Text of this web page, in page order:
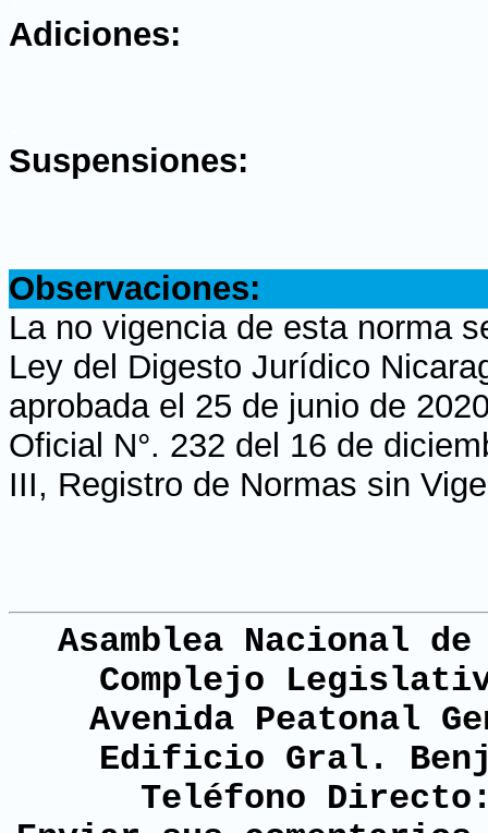
Adiciones:
Suspensiones:
Observaciones:
La no vigencia de esta norma
Ley del Digesto Jurídico
aprobada el 25 de junio de
Oficial N°. 232 del 16 de
III, Registro de Normas sin
Asamblea Nacional
Complejo
Avenida Peatonal
Edificio Gral.
Teléfono